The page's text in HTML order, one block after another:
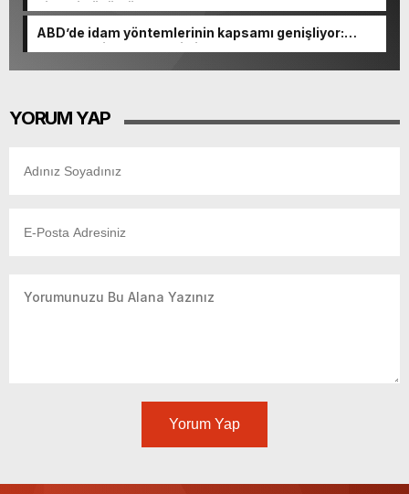
gizemi çözüldü
ABD’de idam yöntemlerinin kapsamı genişliyor:
Kurşuna dizme, elektrikli sandalye ve azot gazı!
YORUM YAP
Yorum Yap